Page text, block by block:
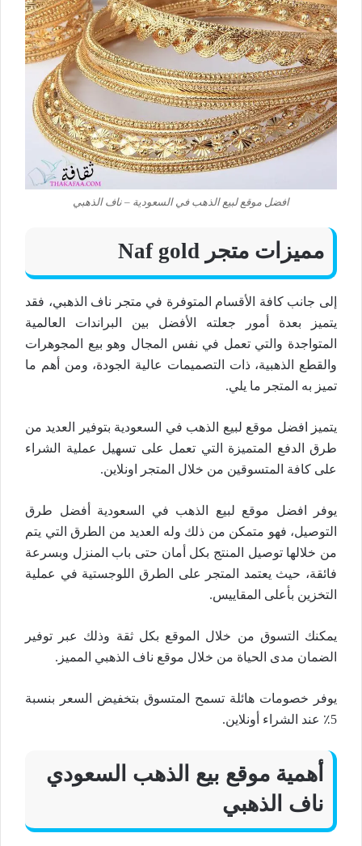
افضل موقع لبيع الذهب في السعودية – ناف الذهبي
مميزات متجر Naf gold
إلى جانب كافة الأقسام المتوفرة في متجر ناف الذهبي، فقد
يتميز بعدة أمور جعلته الأفضل بين البراندات العالمية
المتواجدة والتي تعمل في نفس المجال وهو بيع المجوهرات
والقطع الذهبية، ذات التصميمات عالية الجودة، ومن أهم ما
تميز به المتجر ما يلي.
يتميز افضل موقع لبيع الذهب في السعودية بتوفير العديد من
طرق الدفع المتميزة التي تعمل على تسهيل عملية الشراء
على كافة المتسوقين من خلال المتجر اونلاين.
يوفر افضل موقع لبيع الذهب في السعودية أفضل طرق
التوصيل، فهو متمكن من ذلك وله العديد من الطرق التي يتم
من خلالها توصيل المنتج بكل أمان حتى باب المنزل وبسرعة
فائقة، حيث يعتمد المتجر على الطرق اللوجستية في عملية
التخزين بأعلى المقاييس.
يمكنك التسوق من خلال الموقع بكل ثقة وذلك عبر توفير
الضمان مدى الحياة من خلال موقع ناف الذهبي المميز.
يوفر خصومات هائلة تسمح المتسوق بتخفيض السعر بنسبة
5٪ عند الشراء أونلاين.
أهمية موقع بيع الذهب السعودي
ناف الذهبي